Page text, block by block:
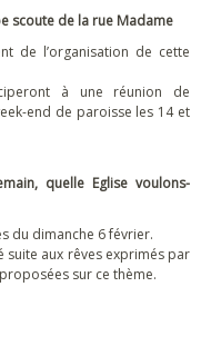
scoute de la rue Madame
de l’organisation de cette
à une réunion de
end de paroisse les 14 et
quelle Eglise voulons-
du dimanche 6 février.
suite aux rêves exprimés par
sur ce thème.